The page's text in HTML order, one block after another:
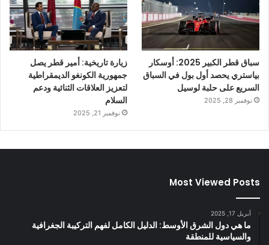
سباق قطر الكبير 2025: أوسكار
بياستري يحصد أول بول في السباق
السريع على حلبة لوسيل
نوفمبر 28, 2025
زيارة تاريخية: أمير قطر يصل
جمهورية الكونغو الديمقراطية
لتعزيز العلاقات الثنائية ودعم
السلام
نوفمبر 21, 2025
Most Viewed Posts
أبريل 17, 2025
ما هي دول الشرق الأوسط: الدليل الكامل لفهم التركيبة الجغرافية
والسياسية للمنطقة